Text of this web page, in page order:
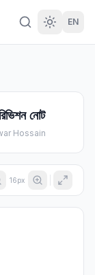
EN
নোট
Hossain
16px